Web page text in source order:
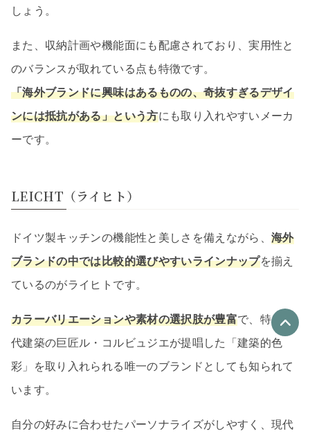
しょう。
また、収納計画や機能面にも配慮されており、実用性と
のバランスが取れている点も特徴です。
「海外ブランドに興味はあるものの、奇抜すぎるデザイ
ンには抵抗がある」という方にも取り入れやすいメーカ
ーです。
LEICHT（ライヒト）
ドイツ製キッチンの機能性と美しさを備えながら、海外
ブランドの中では比較的選びやすいラインナップを揃え
ているのがライヒトです。
カラーバリエーションや素材の選択肢が豊富で、特に近
代建築の巨匠ル・コルビュジエが提唱した「建築的色
彩」を取り入れられる唯一のブランドとしても知られて
います。
自分の好みに合わせたパーソナライズがしやすく、現代
優良なリフォーム会社
最大4社